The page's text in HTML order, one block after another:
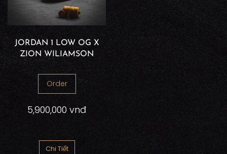
JORDAN 1 LOW OG X
ZION WILIAMSON
Order
5,900,000 vnđ
Chi Tiết